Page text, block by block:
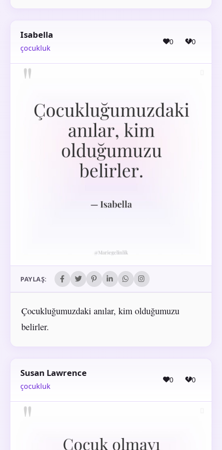
Isabella
çocukluk
0 0
PAYLAŞ:
Çocukluğumuzdaki anılar, kim olduğumuzu
belirler.
Susan Lawrence
çocukluk
0 0